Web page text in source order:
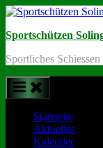
Skip
content
Sportschützen
Sportliches
Startseite
Aktuelles
Kalender